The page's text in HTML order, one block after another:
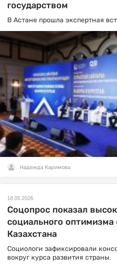
государством
В Астане прошла экспертная
Надежда Каримова
18.05.2026
Соцопрос показал
социального оптимизма
Казахстана
Социологи зафиксировали
вокруг курса развития страны.